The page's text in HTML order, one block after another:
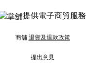
提供電子商貿服務
商舖 退貨及退款政策
提出意見